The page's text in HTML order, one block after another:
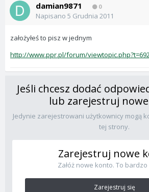
damian9871 0
Napisano 5 Grudnia 2011
założyłeś to pisz w jednym
http://www.ppr.pl/forum/
Jeśli chcesz dodać
lub zarejestruj
Jedynie zarejestrowani użytkownicy mogą
tej strony.
Zarejestruj nowe
Załóż nowe konto. To
Zarejestruj się